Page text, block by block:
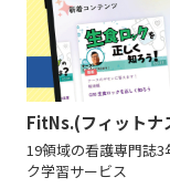
FitNs.(フィットナ
19領域の看護専門誌
ク学習サービス